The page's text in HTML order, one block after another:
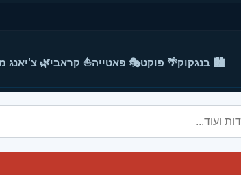
🏙️ בנגקוק🌴 פוקט🎭 פאטייה⛵ קראבי🌿 צ'יאנג